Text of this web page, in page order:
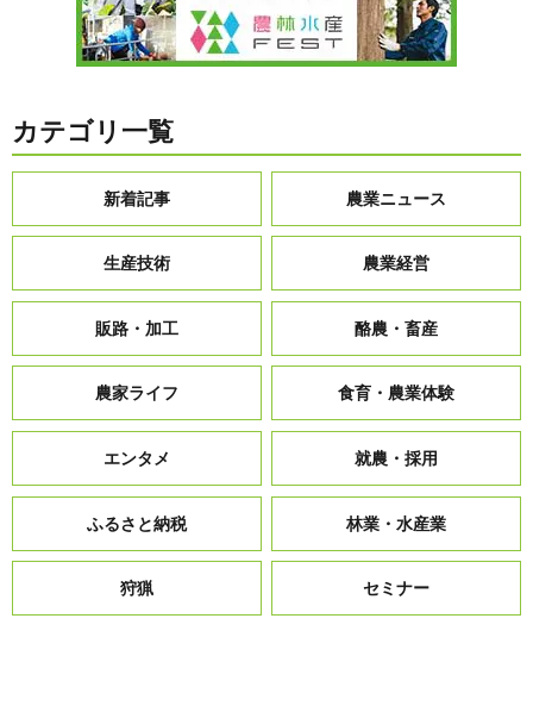
カテゴリ一覧
新着記事 農業ニュース
生産技術 農業経営
販路・加工 酪農・畜産
農家ライフ 食育・農業体験
エンタメ 就農・採用
ふるさと納税 林業・水産業
狩猟 セミナー